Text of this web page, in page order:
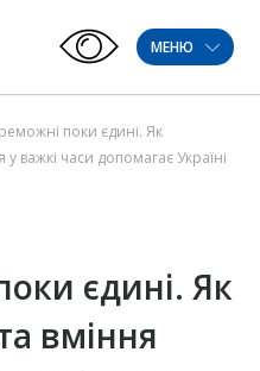
МЕНЮ
поки єдині. Як
у важкі часи допомагає Україні
єдині. Як
вміння